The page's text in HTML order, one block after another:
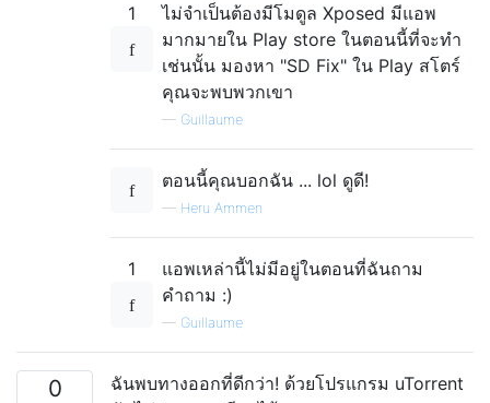
1
ไม่จำเป็นต้องมีโมดูล Xposed มีแอพ
มากมายใน Play store ในตอนนี้ที่จะทำ
เช่นนั้น มองหา "SD Fix" ใน Play สโตร์
คุณจะพบพวกเขา
— Guillaume
ตอนนี้คุณบอกฉัน ... lol ดูดี!
— Heru Ammen
1
แอพเหล่านี้ไม่มีอยู่ในตอนที่ฉันถาม
คำถาม :)
— Guillaume
0
ฉันพบทางออกที่ดีกว่า! ด้วยโปรแกรม uTorrent